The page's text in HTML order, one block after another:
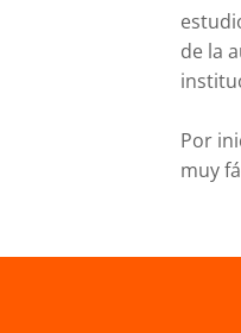
de la
Por
muy